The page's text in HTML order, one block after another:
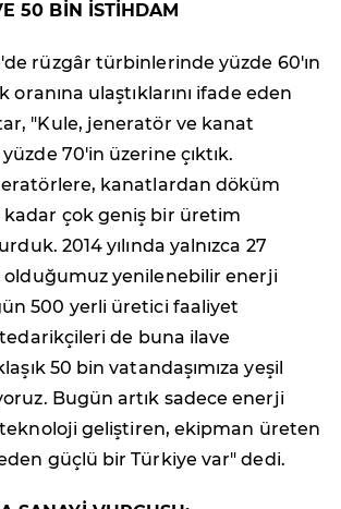
50 BİN İSTİHDAM
rüzgâr türbinlerinde yüzde 60'ın
oranına ulaştıklarını ifade eden
"Kule, jeneratör ve kanat
70'in üzerine çıktık.
kanatlardan döküm
kadar çok geniş bir üretim
2014 yılında yalnızca 27
olduğumuz yenilenebilir enerji
500 yerli üretici faaliyet
de buna ilave
50 bin vatandaşımıza yeşil
Bugün artık sadece enerji
geliştiren, ekipman üreten
güçlü bir Türkiye var" dedi.